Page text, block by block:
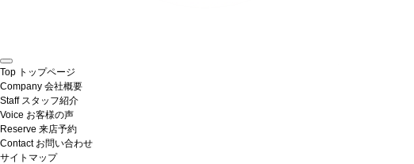
Top トップページ
Company 会社概要
Staff スタッフ紹介
Voice お客様の声
Reserve 来店予約
Contact お問い合わせ
サイトマップ